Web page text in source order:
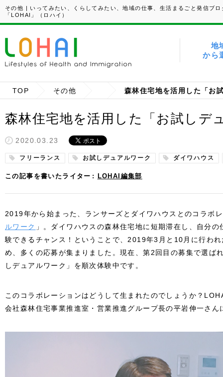
その他 | いってみたい、くらしてみたい、地域の仕事、生活まるごと発信ブロ
「LOHAI」（ロハイ）
地
から
TOP その他
森林住宅地を活用した「お試しデ
2020.03.23
フリーランス お試しデュアルワーク ダイワハウス
この記事を書いたライター LOHAI編集部
2019年から始まった、ランサーズとダイワハウスとのコラボ
ルワーク 」。ダイワハウスの森林住宅地に短期滞在し、自分
験できるチャンス！ということで、2019年3月と10月に行わ
め、多くの応募が集まりました。現在、第2回目の募集で選ば
しデュアルワーク」を順次体験中です。
このコラボレーションはどうして生まれたのでしょうか？
会社森林住宅事業推進室・営業推進グループ長の平岩伸一さん